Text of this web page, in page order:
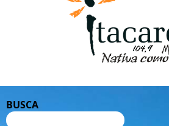
BUSCA